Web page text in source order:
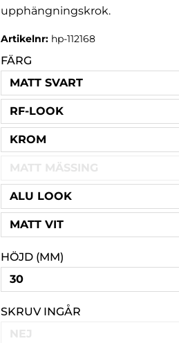
upphängningskrok.
Artikelnr: hp-112168
FÄRG
MATT SVART
RF-LOOK
KROM
MATT MÄSSING
ALU LOOK
MATT VIT
HÖJD (MM)
30
SKRUV INGÅR
NEJ